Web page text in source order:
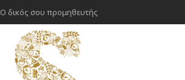
Ο δικός σου προμηθευτής